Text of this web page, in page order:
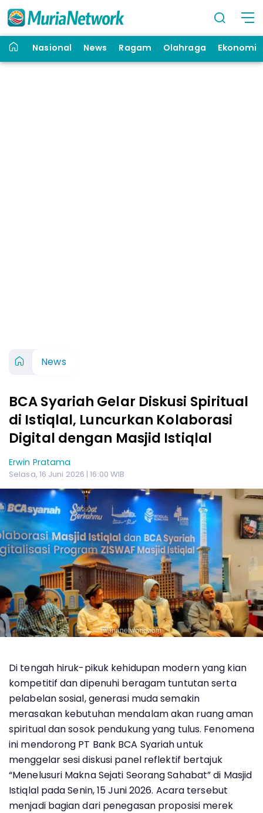
Nasional News Ragam Olahraga Ekonomi
News
BCA Syariah Gelar Diskusi Spiritual
di Istiqlal, Luncurkan Kolaborasi
Digital dengan Masjid Istiqlal
Erwin Pratama
Selasa, 16 Juni 2026 | 16:00 WIB
Di tengah hiruk-pikuk kehidupan modern yang kian
kompetitif dan dipenuhi beragam tuntutan serta
pelabelan sosial, generasi muda semakin
merasakan kebutuhan mendalam akan ruang aman
spiritual dan sosok pendukung yang tulus. Fenomena
ini mendorong PT Bank BCA Syariah untuk
menggelar sesi diskusi panel reflektif bertajuk
“Menelusuri Makna Sejati Seorang Sahabat” di Masjid
Istiqlal pada Senin, 15 Juni 2026. Acara tersebut
menjadi bagian dari penegasan proposisi merek